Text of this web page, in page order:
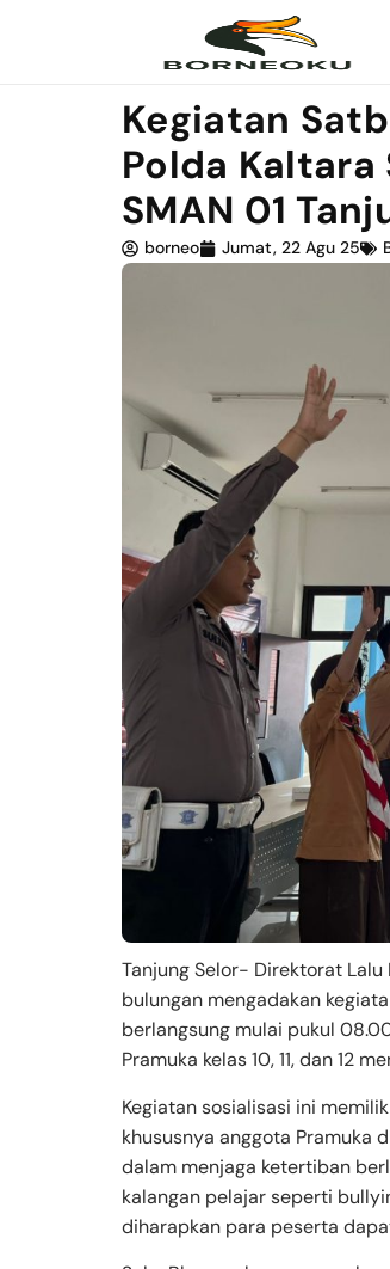
Kegiatan
Polda Kaltara
SMAN 01
borneo Jumat, 22 Agu 25
Tanjung Selor- Direktorat
bulungan mengadakan
berlangsung mulai pukul
Pramuka kelas 10, 11, dan 12
Kegiatan sosialisasi ini
khususnya anggota Pramuka
dalam menjaga ketertiban
kalangan pelajar seperti
diharapkan para peserta